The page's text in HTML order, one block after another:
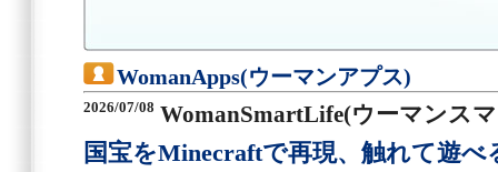
WomanApps(ウーマンアプス)
2026/07/08 WomanSmartLife(ウーマンス
国宝をMinecraftで再現、触れて遊